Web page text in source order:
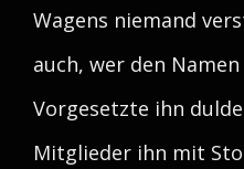
Wagens niemand
auch, wer den
Vorgesetzte ihn
Mitglieder ihn mit